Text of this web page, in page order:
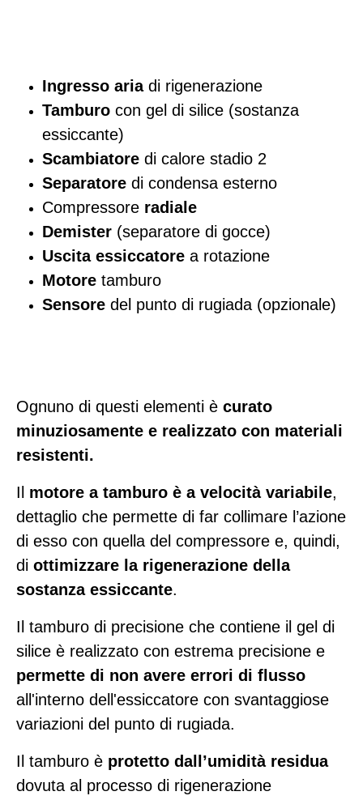
Ingresso ariadi rigenerazione
Tamburo con gel di silice (sostanza
essiccante)
Scambiatore di calore stadio 2
Separatore di condensa esterno
Compressore radiale
Demister (separatore di gocce)
Uscita essiccatore a rotazione
Motore tamburo
Sensore del punto di rugiada (opzionale)
Ognuno di questi elementi è curato
minuziosamente e realizzato con materiali
resistenti.
Il motore a tamburo è a velocità variabile,
dettaglio che permette di far collimare l’azione
di esso con quella del compressore e, quindi,
di ottimizzare la rigenerazione della
sostanza essiccante.
Il tamburo di precisione che contiene il gel di
silice è realizzato con estrema precisione e
permette di non avere errori di flusso
all'interno dell'essiccatore con svantaggiose
variazioni del punto di rugiada.
Il tamburo è protetto dall’umidità residua
dovuta al processo di rigenerazione